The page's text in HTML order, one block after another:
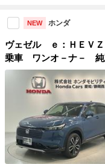
NEW ホンダ
ヴェゼル ｅ：ＨＥ
乗車 ワンオ－ナ－
ィオ ドラレコ ＥＴ
タ－ クルコン アル